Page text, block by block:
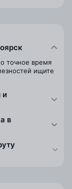
точное время
ищите
и
в